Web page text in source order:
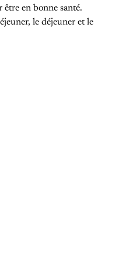
être en bonne santé.
le déjeuner et le